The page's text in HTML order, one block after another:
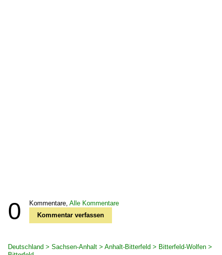
0 Kommentare, Alle Kommentare
Kommentar verfassen
Deutschland > Sachsen-Anhalt > Anhalt-Bitterfeld > Bitterfeld-Wolfen >